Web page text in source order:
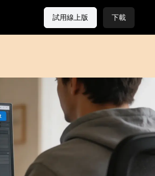
試用線上版 下載